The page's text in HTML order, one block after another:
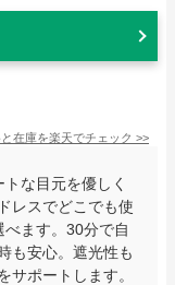
在庫を楽天でチェック >>
な目元を優しく
レスでどこでも使
ます。30分で自
も安心。遮光性も
サポートします。